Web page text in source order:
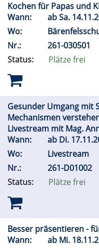
Kochen für Papas und
Wann:
abSa.
Wo:
Nr.:
261-030501
Status:
Plätze frei
Gesunder Umgang mit
Mechanismen
Livestream mit Mag.
Wann:
ab Di.
Wo:
Livestream
Nr.:
261-D01002
Status:
Plätze frei
Besser präsentieren -
Wann:
ab Mi.